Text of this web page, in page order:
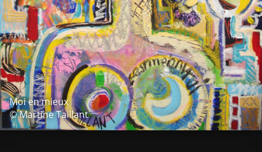
Moi en mieux
© Martine Taillant